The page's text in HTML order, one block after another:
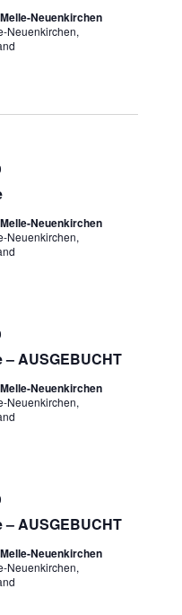
Neuenkirchen
Neuenkirchen,
Neuenkirchen
Neuenkirchen,
AUSGEBUCHT
Neuenkirchen
Neuenkirchen,
AUSGEBUCHT
Neuenkirchen
Neuenkirchen,